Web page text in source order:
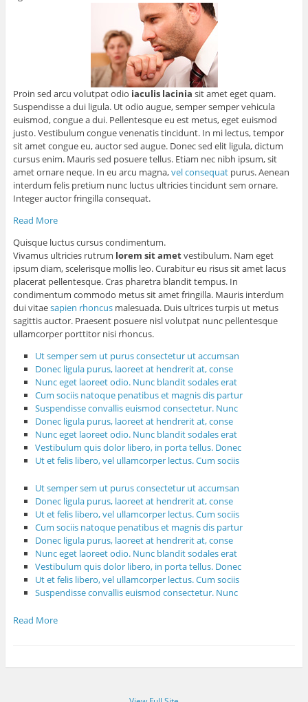
Proin sed arcu volutpat odio iaculis lacinia sit amet eget quam.
Suspendisse a dui ligula. Ut odio augue, semper semper vehicula
euismod, congue a dui. Pellentesque eu est metus, eget euismod
justo. Vestibulum congue venenatis tincidunt. In mi lectus, tempor
sit amet congue eu, auctor sed augue. Donec sed elit ligula, dictum
cursus enim. Mauris sed posuere tellus. Etiam nec nibh ipsum, sit
amet ornare neque. In eu arcu magna,vel consequatpurus. Aenean
interdum felis pretium nunc luctus ultricies tincidunt sem ornare.
Integer auctor fringilla consequat.
Read More
Quisque luctus cursus condimentum.
Vivamus ultricies rutrum lorem sit ametvestibulum. Nam eget
ipsum diam, scelerisque mollis leo. Curabitur eu risus sit amet lacus
placerat pellentesque. Cras pharetra blandit tempus. In
condimentum commodo metus sit amet fringilla. Mauris interdum
dui vitaesapien rhoncusmalesuada. Duis ultrices turpis ut metus
sagittis auctor. Praesent posuere nisl volutpat nunc pellentesque
ullamcorper porttitor nisi rhoncus.
Ut semper sem ut purus consectetur ut accumsan
Donec ligula purus, laoreet at hendrerit at, conse
Nunc eget laoreet odio. Nunc blandit sodales erat
Cum sociis natoque penatibus et magnis dis partur
Suspendisse convallis euismod consectetur. Nunc
Donec ligula purus, laoreet at hendrerit at, conse
Nunc eget laoreet odio. Nunc blandit sodales erat
Vestibulum quis dolor libero, in porta tellus. Donec
Ut et felis libero, vel ullamcorper lectus. Cum sociis
Ut semper sem ut purus consectetur ut accumsan
Donec ligula purus, laoreet at hendrerit at, conse
Ut et felis libero, vel ullamcorper lectus. Cum sociis
Cum sociis natoque penatibus et magnis dis partur
Donec ligula purus, laoreet at hendrerit at, conse
Nunc eget laoreet odio. Nunc blandit sodales erat
Vestibulum quis dolor libero, in porta tellus. Donec
Ut et felis libero, vel ullamcorper lectus. Cum sociis
Suspendisse convallis euismod consectetur. Nunc
Read More